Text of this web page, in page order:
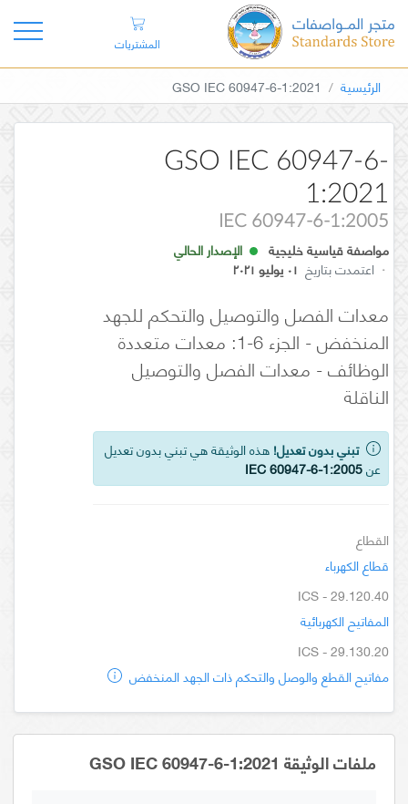
المشتريات
الرئيسية GSO IEC 60947-6-1:2021
GSO IEC 60947-6-
1:2021
IEC 60947-6-1:2005
مواصفة قياسية خليجية
الإصدار الحالي
· اعتمدت بتاريخ ٠١ يوليو ٢٠٢١
معدات الفصل والتوصيل والتحكم للجهد
المنخفض - الجزء 6-1: معدات متعددة
الوظائف - معدات الفصل والتوصيل
الناقلة
تبني بدون تعديل! هذه الوثيقة هي تبني بدون تعديل
عنIEC 60947-6-1:2005
القطاع
قطاع الكهرباء
ICS - 29.120.40
المفاتيح الكهربائية
ICS - 29.130.20
مفاتيح القطع والوصل والتحكم ذات الجهد المنخفض
ملفات الوثيقة GSO IEC 60947-6-1:2021